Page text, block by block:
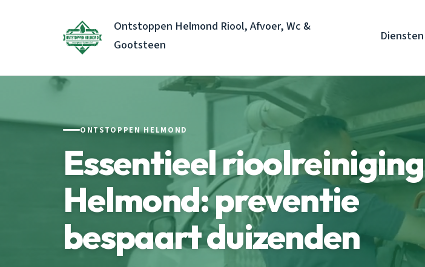
Ontstoppen Helmond Riool, Afvoer, Wc &
Gootsteen
Diensten
ONTSTOPPEN HELMOND
Essentieel rioolreiniging
Helmond: preventie
bespaart duizenden